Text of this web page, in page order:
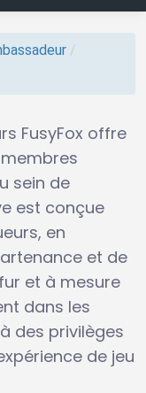
/
FusyFox offre
sein de
est conçue
en
et de
et à mesure
dans les
des privilèges
de jeu